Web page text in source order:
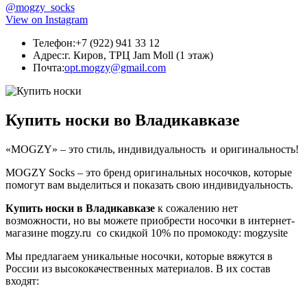
@mogzy_socks
View on Instagram
Телефон:+7 (922) 941 33 12
Адрес:г. Киров, ТРЦ Jam Moll (1 этаж)
Почта:opt.mogzy@gmail.com
Купить носки во Владикавказе
«MOGZY» – это стиль, индивидуальность и оригинальность!
MOGZY Socks – это бренд оригинальных носочков, которые
помогут вам выделиться и показать свою индивидуальность.
Купить носки в Владикавказе к сожалению нет
возможности, но вы можете приобрести носочки в интернет-
магазине mogzy.ru со скидкой 10% по промокоду: mogzysite
Мы предлагаем уникальные носочки, которые вяжутся в
России из высококачественных материалов. В их состав
входят: